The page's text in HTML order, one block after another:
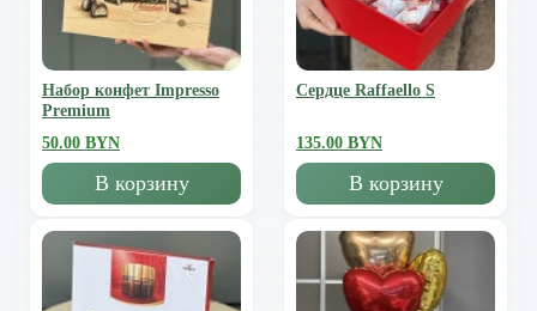
Набор конфет Impresso
Premium
50.00 BYN
В корзину
Сердце Raffaello S
135.00 BYN
В корзину